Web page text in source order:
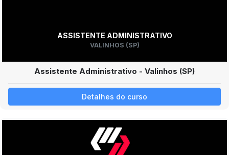
ASSISTENTE ADMINISTRATIVO
VALINHOS (SP)
Assistente Administrativo - Valinhos (SP)
Detalhes do curso